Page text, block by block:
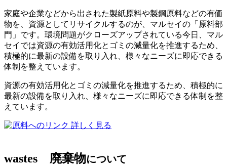
家庭や企業などから出された製紙原料や製鋼原料などの有価
物を、資源としてリサイクルするのが、マルセイの「原料部
門」です。環境問題がクローズアップされている今日、マル
セイでは資源の有効活用化とゴミの減量化を推進するため、
積極的に最新の設備を取り入れ、様々なニーズに即応できる
体制を整えています。
資源の有効活用化とゴミの減量化を推進するため、積極的に
最新の設備を取り入れ、様々なニーズに即応できる体制を整
えています。
詳しく見る
wastes 廃棄物について